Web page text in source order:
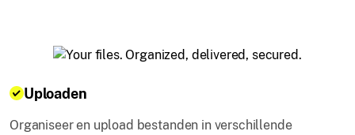
Uploaden
Organiseer en upload bestanden in verschillende